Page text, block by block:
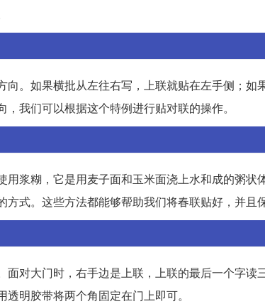
。如果横批从左往右写，上联就贴在左手侧；如
我们可以根据这个特例进行贴对联的操作。
浆糊，它是用麦子面和玉米面浇上水和成的粥状
式。这些方法都能够帮助我们将春联贴好，并且
对大门时，右手边是上联，上联的最后一个字读
明胶带将两个角固定在门上即可。